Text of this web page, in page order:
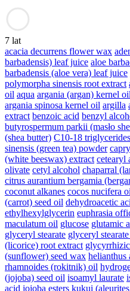
7 lat
acacia decurrens flower wax
barbadensis) leaf juice aloe
barbadensis (aloe vera) leaf juice
polymorpha sinensis root extract
oil aqua argania (argan) kernel oil
argania spinosa kernel oil argilla
extract benzoic acid benzyl
butyrospermum parkii (masło
(shea butter) C10-18 triglycerides
sinensis (green tea) powder
(white beeswax) extract cetearyl
olivate cetyl alcohol chaparral
citrus aurantium bergamia
coconut alkanes cocos nucifera
(carrot) seed oil dehydroacetic
ethylhexylglycerin euphrasia
maculatum oil glucose glutamic
glyceryl stearate glyceryl
(licorice) root extract
(sunflower) seed wax helianthus
rhamnoides (rokitnik) oil
(jojoba) seed oil isoamyl laurate
acid jojoba esters kukui